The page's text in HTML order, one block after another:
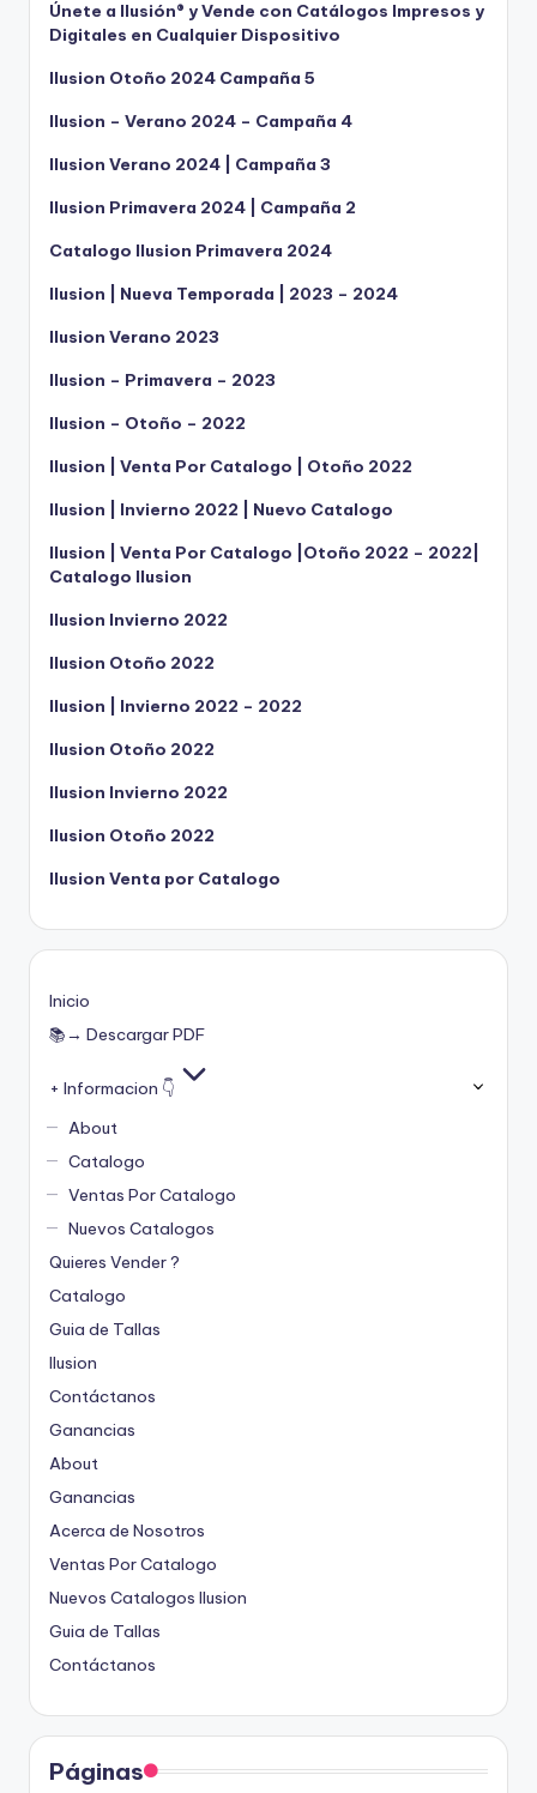
Únete a Ilusión® y Vende con Catálogos Impresos y
Digitales en Cualquier Dispositivo
Ilusion Otoño 2024 Campaña 5
Ilusion – Verano 2024 – Campaña 4
Ilusion Verano 2024 | Campaña 3
Ilusion Primavera 2024 | Campaña 2
Catalogo Ilusion Primavera 2024
Ilusion | Nueva Temporada | 2023 – 2024
Ilusion Verano 2023
Ilusion – Primavera – 2023
Ilusion – Otoño – 2022
Ilusion | Venta Por Catalogo | Otoño 2022
Ilusion | Invierno 2022 | Nuevo Catalogo
Ilusion | Venta Por Catalogo |Otoño 2022 – 2022|
Catalogo Ilusion
Ilusion Invierno 2022
Ilusion Otoño 2022
Ilusion | Invierno 2022 – 2022
Ilusion Otoño 2022
Ilusion Invierno 2022
Ilusion Otoño 2022
Ilusion Venta por Catalogo
Inicio
📚→ Descargar PDF
+ Informacion 👇
About
Catalogo
Ventas Por Catalogo
Nuevos Catalogos
Quieres Vender ?
Catalogo
Guia de Tallas
Ilusion
Contáctanos
Ganancias
About
Ganancias
Acerca de Nosotros
Ventas Por Catalogo
Nuevos Catalogos Ilusion
Guia de Tallas
Contáctanos
Páginas